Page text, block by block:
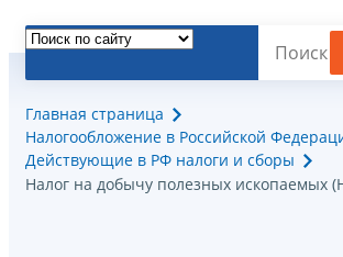
Главная страница
Налогообложение в Российской
Действующие в РФ налоги и сборы
Налог на добычу полезных ископаемых